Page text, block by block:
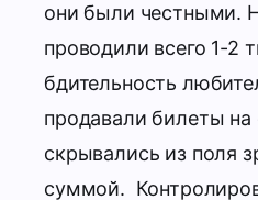
они были честными.
проводили всего 1-2
бдительность
продавали билеты
скрывались из поля
суммой.